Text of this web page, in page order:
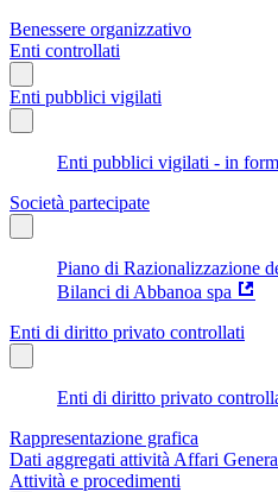
Benessere organizzativo
Enti controllati
Enti pubblici vigilati
Enti pubblici vigilati - in
Società partecipate
Piano di Razionalizzazione
Bilanci di Abbanoa spa
Enti di diritto privato controllati
Enti di diritto privato
Rappresentazione grafica
Dati aggregati attività Affari
Attività e procedimenti